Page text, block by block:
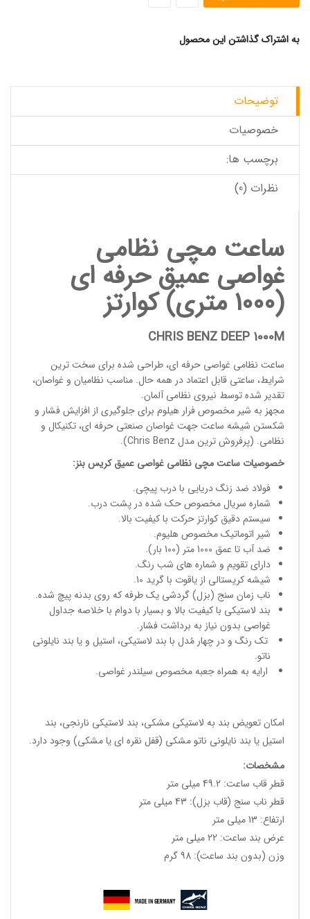
به اشتراک گذاشتن این محصول
توضیحات
خصوصیات
برچسب ها:
نظرات (0)
ساعت مچی نظامی
غواصی عمیق حرفه ای
(1000 متری) کوارتز
CHRIS BENZ DEEP 1000M
ساعت نظامی غواصی حرفه ای، طراحی شده برای سخت ترین
شرایط، ساعتی قابل اعتماد در همه حال. مناسب نظامیان و غواصان،
تقدیر شده توسط نیروی نظامی آلمان.
مجهز به شیر مخصوص فرار هیلوم برای جلوگیری از افزایش فشار و
شکستن شیشه ساعت جهت غواصان صنعتی حرفه ای، تکنیکال و
نظامی. (پرفروش ترین مدل
).
خصوصیات ساعت مچی نظامی غواصی عمیق کریس بنز:
فولاد ضد زنگ دریایی با درب پیچی.
شماره سریال مخصوص حک شده در پشت درب.
سیستم دقیق کوارتز حرکت با کیفیت بالا.
شیر اتوماتیک مخصوص هلیوم.
ضد آب تا عمق 1000 متر (100 بار).
دارای تقویم و شماره های شب رنگ.
شیشه کریستالی از یاقوت با گرید 10.
ناب زمان سنج (بزل) گردشی یک طرفه که روی بدنه پیچ شده.
بند لاستیکی با کیفیت بالا و بسیار با دوام با خلاصه جداول
غواصی بدون نیاز به برداشت فشار.
تک رنگ و در چهار مُدل با بند لاستیکی، استیل و یا بند نایلونی
ناتو.
ارایه به همراه جعبه مخصوص سیلندر غواصی.
امکان تعویض بند به لاستیکی مشکی، بند لاستیکی نارنجی، بند
استیل یا بند نایلونی ناتو مشکی (قفل نقره ای یا مشکی) وجود دارد.
مشخصات:
قطر قاب ساعت: 49.2 میلی متر
قطر ناب سنج (قاب بزل): 43 میلی متر
ارتفاع: 13 میلی متر
عرض بند ساعت: 22 میلی متر
وزن (بدون بند ساعت): 98 گرم